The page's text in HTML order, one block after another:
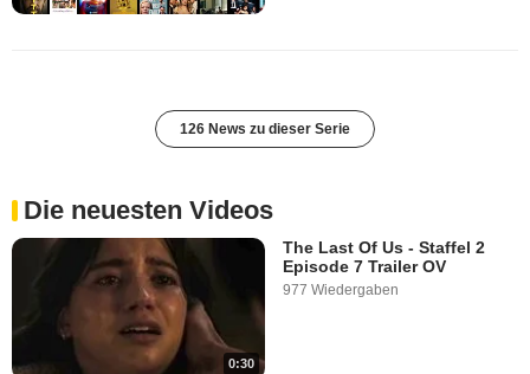
126 News zu dieser Serie
Die neuesten Videos
0:30
The Last Of Us - Staffel 2
Episode 7 Trailer OV
977 Wiedergaben